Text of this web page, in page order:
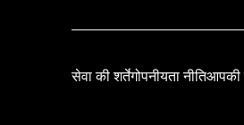
सेवा की शर्तेंगोपनीयता नीतिआपकी